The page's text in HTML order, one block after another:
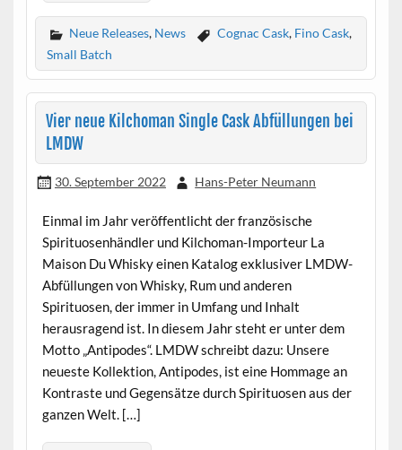
Neue Releases, News Cognac Cask, Fino Cask,
Small Batch
Vier neue Kilchoman Single Cask Abfüllungen bei
LMDW
30. September 2022 Hans-Peter Neumann
Einmal im Jahr veröffentlicht der französische
Spirituosenhändler und Kilchoman-Importeur La
Maison Du Whisky einen Katalog exklusiver LMDW-
Abfüllungen von Whisky, Rum und anderen
Spirituosen, der immer in Umfang und Inhalt
herausragend ist. In diesem Jahr steht er unter dem
Motto „Antipodes“. LMDW schreibt dazu: Unsere
neueste Kollektion, Antipodes, ist eine Hommage an
Kontraste und Gegensätze durch Spirituosen aus der
ganzen Welt. […]